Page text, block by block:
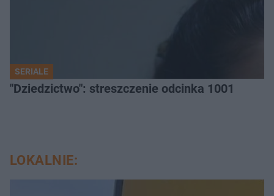
SERIALE
"Dziedzictwo": streszczenie odcinka 1001
LOKALNIE: